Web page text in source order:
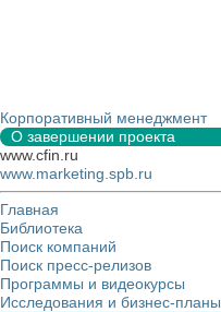
Корпоративный менеджмент
О завершении проекта
www.cfin.ru
www.marketing.spb.ru
Главная
Библиотека
Поиск компаний
Поиск пресс-релизов
Программы и видеокурсы
Исследования и бизнес-планы